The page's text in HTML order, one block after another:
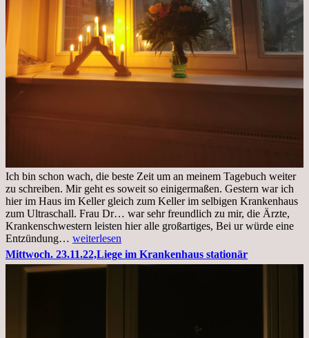
Ich bin schon wach, die beste Zeit um an meinem Tagebuch weiter
zu schreiben. Mir geht es soweit so einigermaßen. Gestern war ich
hier im Haus im Keller gleich zum Keller im selbigen Krankenhaus
zum Ultraschall. Frau Dr… war sehr freundlich zu mir, die Ärzte,
Krankenschwestern leisten hier alle großartiges, Bei ur würde eine
Entzündung… Freitag,
25.11.2022
Kleines
weiterlesen
Mittwoch. 23.11.22,Liege im Krankenhaus stationär